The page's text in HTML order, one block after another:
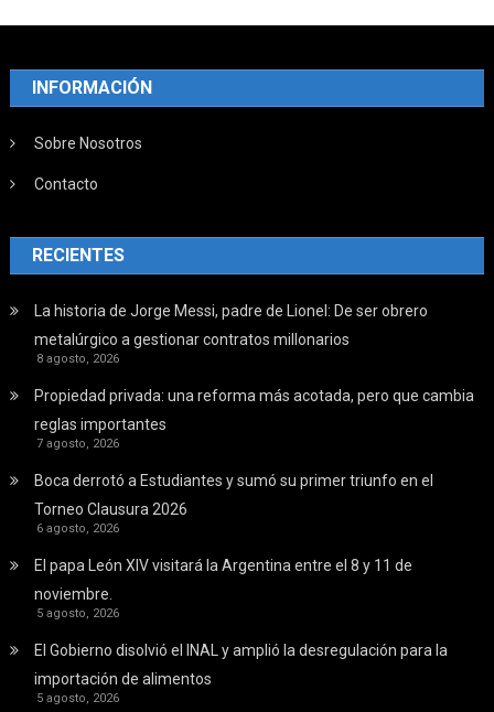
INFORMACIÓN
Sobre Nosotros
Contacto
RECIENTES
La historia de Jorge Messi, padre de Lionel: De ser obrero
metalúrgico a gestionar contratos millonarios
8 agosto, 2026
Propiedad privada: una reforma más acotada, pero que cambia
reglas importantes
7 agosto, 2026
Boca derrotó a Estudiantes y sumó su primer triunfo en el
Torneo Clausura 2026
6 agosto, 2026
El papa León XIV visitará la Argentina entre el 8 y 11 de
noviembre.
5 agosto, 2026
El Gobierno disolvió el INAL y amplió la desregulación para la
importación de alimentos
5 agosto, 2026